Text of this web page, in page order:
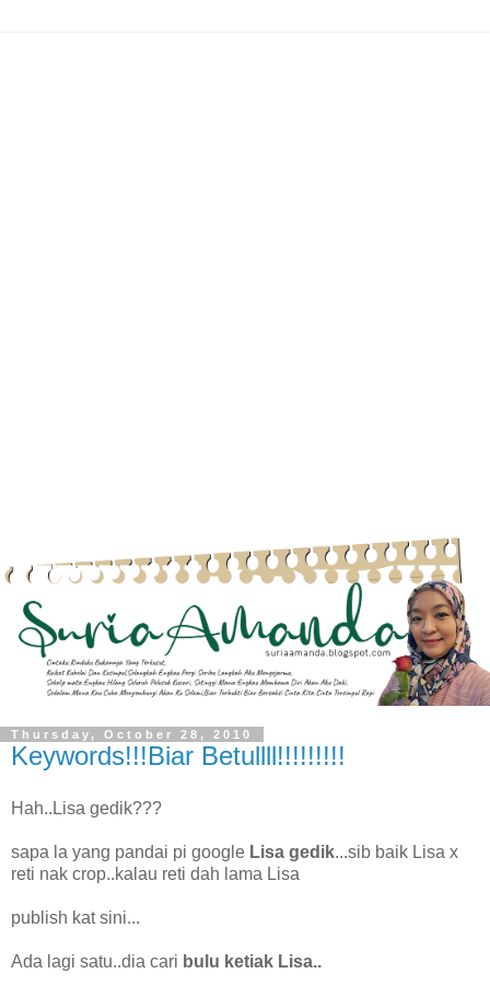
Thursday, October 28, 2010
Keywords!!!Biar Betullll!!!!!!!!!
Hah..Lisa gedik???
sapa la yang pandai pi google Lisa gedik...sib baik Lisa x
reti nak crop..kalau reti dah lama Lisa
publish kat sini...
Ada lagi satu..dia cari bulu ketiak Lisa..